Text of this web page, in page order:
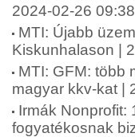
2024-02-26 09:38
MTI: Újabb
Kiskunhalason |
MTI: GFM: több
magyar kkv-kat |
Irmák Nonprofit:
fogyatékosnak